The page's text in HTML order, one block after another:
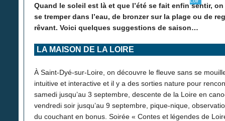
Quand le soleil est là et que l’été se fait enfin sentir,
se tremper dans l’eau, de bronzer sur la plage ou de
rêvant. Voici quelques suggestions de saison…
LA MAISON DE LA LOIRE
À Saint-Dyé-sur-Loire, on découvre le fleuve sans se
intuitive et interactive et il y a des sorties nature pour
samedi jusqu’au 3 septembre, descente de la Loire en
vendredi soir jusqu’au 9 septembre, pique-nique,
du couchant en bonus. Soirée « Contes et légendes de